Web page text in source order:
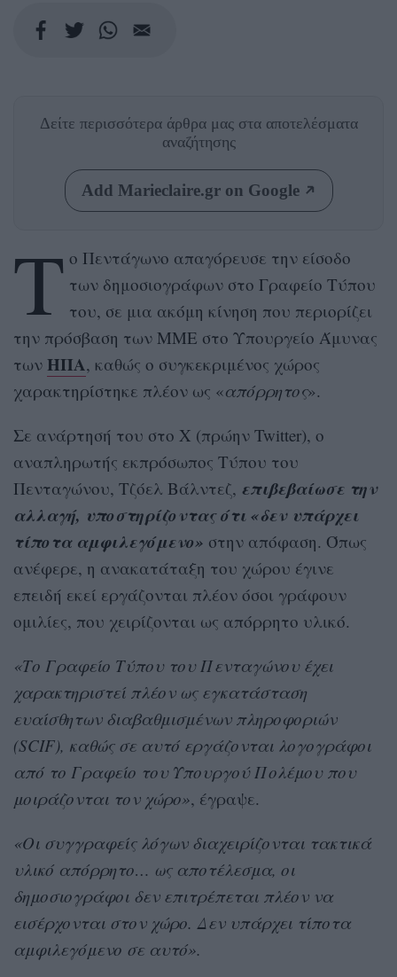
Δείτε περισσότερα άρθρα μας στα αποτελέσματα
αναζήτησης
Add Marieclaire.gr on Google
Τ ο Πεντάγωνο απαγόρευσε την είσοδο
των δημοσιογράφων στο Γραφείο Τύπου
του, σε μια ακόμη κίνηση που περιορίζει
την πρόσβαση των ΜΜΕ στο Υπουργείο Άμυνας
των ΗΠΑ, καθώς ο συγκεκριμένος χώρος
χαρακτηρίστηκε πλέον ως «απόρρητος».
Σε ανάρτησή του στο X (πρώην Twitter), ο
αναπληρωτής εκπρόσωπος Τύπου του
Πενταγώνου, Τζόελ Βάλντεζ, επιβεβαίωσε την
αλλαγή, υποστηρίζοντας ότι «δεν υπάρχει
τίποτα αμφιλεγόμενο» στην απόφαση. Όπως
ανέφερε, η ανακατάταξη του χώρου έγινε
επειδή εκεί εργάζονται πλέον όσοι γράφουν
ομιλίες, που χειρίζονται ως απόρρητο υλικό.
«Το Γραφείο Τύπου του Πενταγώνου έχει
χαρακτηριστεί πλέον ως εγκατάσταση
ευαίσθητων διαβαθμισμένων πληροφοριών
(SCIF), καθώς σε αυτό εργάζονται λογογράφοι
από το Γραφείο του Υπουργού Πολέμου που
μοιράζονται τον χώρο», έγραψε.
«Οι συγγραφείς λόγων διαχειρίζονται τακτικά
υλικό απόρρητο… ως αποτέλεσμα, οι
δημοσιογράφοι δεν επιτρέπεται πλέον να
εισέρχονται στον χώρο. Δεν υπάρχει τίποτα
αμφιλεγόμενο σε αυτό».